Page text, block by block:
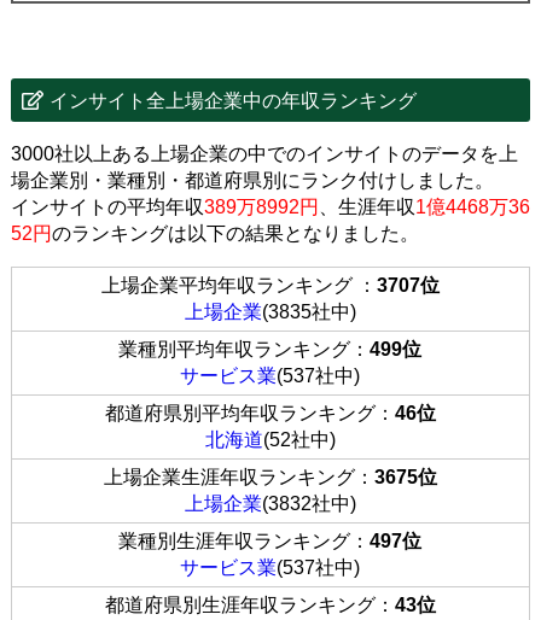
インサイト全上場企業中の年収ランキング
3000社以上ある上場企業の中でのインサイトのデータを上
場企業別・業種別・都道府県別にランク付けしました。
インサイトの平均年収389万8992円 、生涯年収1億4468万36
52円のランキングは以下の結果となりました。
上場企業平均年収ランキング ： 3707位
上場企業(3835社中)
業種別平均年収ランキング：499位
サービス業(537社中)
都道府県別平均年収ランキング： 46位
北海道(52社中)
上場企業生涯年収ランキング： 3675位
上場企業(3832社中)
業種別生涯年収ランキング：497位
サービス業(537社中)
都道府県別生涯年収ランキング： 43位